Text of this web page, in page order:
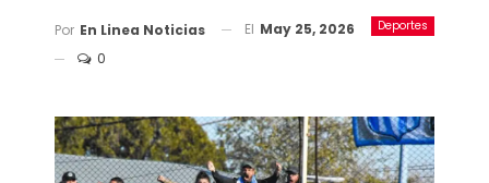
Deportes
Por En Linea Noticias El May 25, 2026
0